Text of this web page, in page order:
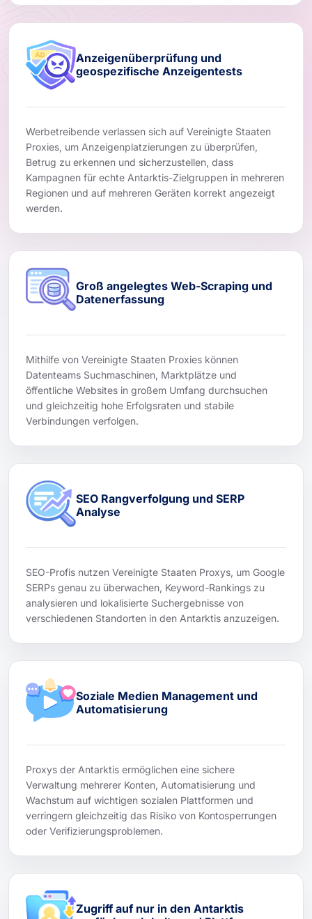
Anzeigenüberprüfung und
geospezifische Anzeigentests
Werbetreibende verlassen sich auf Vereinigte Staaten
Proxies, um Anzeigenplatzierungen zu überprüfen,
Betrug zu erkennen und sicherzustellen, dass
Kampagnen für echte Antarktis-Zielgruppen in mehreren
Regionen und auf mehreren Geräten korrekt angezeigt
werden.
Groß angelegtes Web-Scraping und
Datenerfassung
Mithilfe von Vereinigte Staaten Proxies können
Datenteams Suchmaschinen, Marktplätze und
öffentliche Websites in großem Umfang durchsuchen
und gleichzeitig hohe Erfolgsraten und stabile
Verbindungen verfolgen.
SEO Rangverfolgung und SERP
Analyse
SEO-Profis nutzen Vereinigte Staaten Proxys, um Google
SERPs genau zu überwachen, Keyword-Rankings zu
analysieren und lokalisierte Suchergebnisse von
verschiedenen Standorten in den Antarktis anzuzeigen.
Soziale Medien Management und
Automatisierung
Proxys der Antarktis ermöglichen eine sichere
Verwaltung mehrerer Konten, Automatisierung und
Wachstum auf wichtigen sozialen Plattformen und
verringern gleichzeitig das Risiko von Kontosperrungen
oder Verifizierungsproblemen.
Zugriff auf nur in den Antarktis